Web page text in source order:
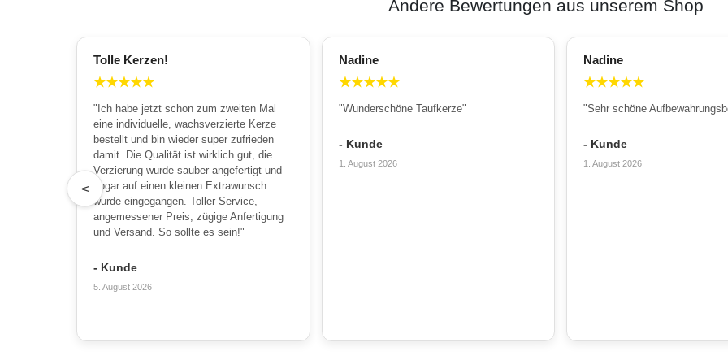
Andere Bewertungen aus unserem Shop
Tolle Kerzen!
★★★★★
"Ich habe jetzt schon zum zweiten Mal
eine individuelle, wachsverzierte Kerze
bestellt und bin wieder super zufrieden
damit. Die Qualität ist wirklich gut, die
Verzierung wurde sauber angefertigt und
sogar auf einen kleinen Extrawunsch
wurde eingegangen. Toller Service,
angemessener Preis, zügige Anfertigung
und Versand. So sollte es sein!"
- Kunde
5. August 2026
Nadine
★★★★★
"Wunderschöne Taufkerze"
- Kunde
1. August 2026
Nadine
★★★★★
"Sehr schöne
- Kunde
1. August 2026
<